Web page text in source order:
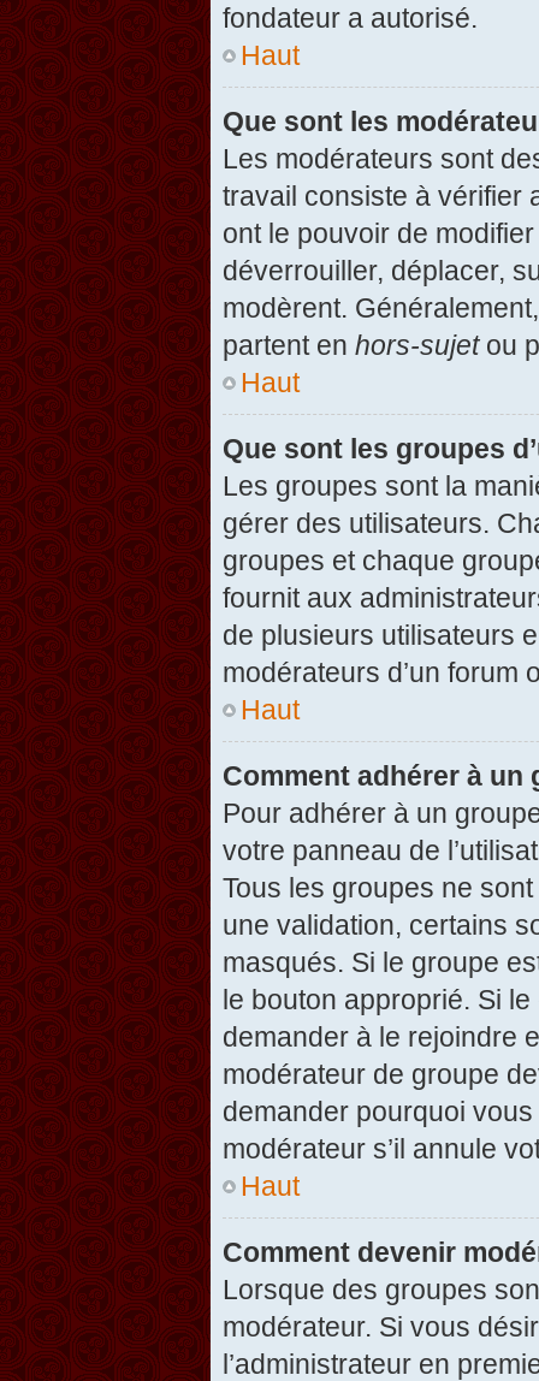
fondateur a autorisé.
Haut
Que sont les
Les modérateurs sont
travail consiste à vérifier
ont le pouvoir de
déverrouiller, déplacer,
modèrent.
partent en hors-sujetou
Haut
Que sont les groupes
Les groupes sont la
gérer des utilisateurs.
groupes et chaque
fournit aux
de plusieurs utilisateurs
modérateurs d’un forum
Haut
Comment adhérer à un
Pour adhérer à un
votre panneau de
Tous les groupes ne
une validation, certains
masqués. Si le groupe
le bouton approprié. Si
demander à le rejoindre
modérateur de groupe
demander pourquoi
modérateur s’il annule
Haut
Comment devenir
Lorsque des groupes
modérateur. Si vous
l’administrateur en